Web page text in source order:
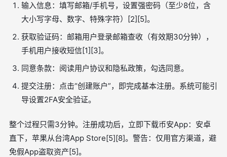
输入信息：填写邮箱/手机号，设置强密码（至少8位，含
大小写字母、数字、特殊字符）[2][5]。
获取验证码：邮箱用户登录邮箱查收（有效期30分钟），
手机用户接收短信[1][3]。
同意条款：阅读用户协议和隐私政策，勾选同意。
提交注册：点击“创建账户”，即完成基本注册。系统可能引
导设置2FA安全验证。
整个过程只需3分钟。注册成功后，立即下载币安App：安卓
直下，苹果从台湾App Store[5][8]。警告：仅用官方渠道，避
免假App盗取资产[5]。